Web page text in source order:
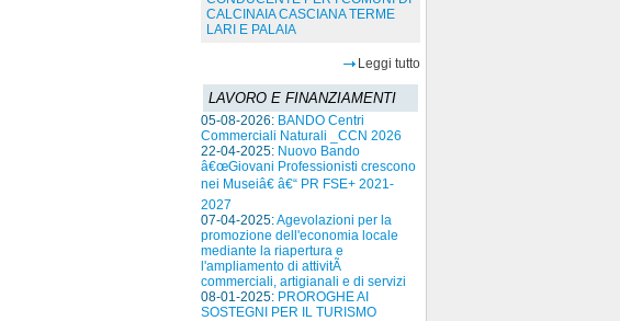
CALCINAIA CASCIANA TERME
LARI E PALAIA
Leggi tutto
LAVORO E FINANZIAMENTI
05-08-2026: BANDO Centri
Commerciali Naturali _CCN 2026
22-04-2025: Nuovo Bando
â€œGiovani Professionisti crescono
nei Museiâ€ â€“ PR FSE+ 2021-
2027
07-04-2025:Agevolazioni per la
promozione dell'economia locale
mediante la riapertura e
l'ampliamento di attivitÃ
commerciali, artigianali e di servizi
08-01-2025: PROROGHE AI
SOSTEGNI PER IL TURISMO